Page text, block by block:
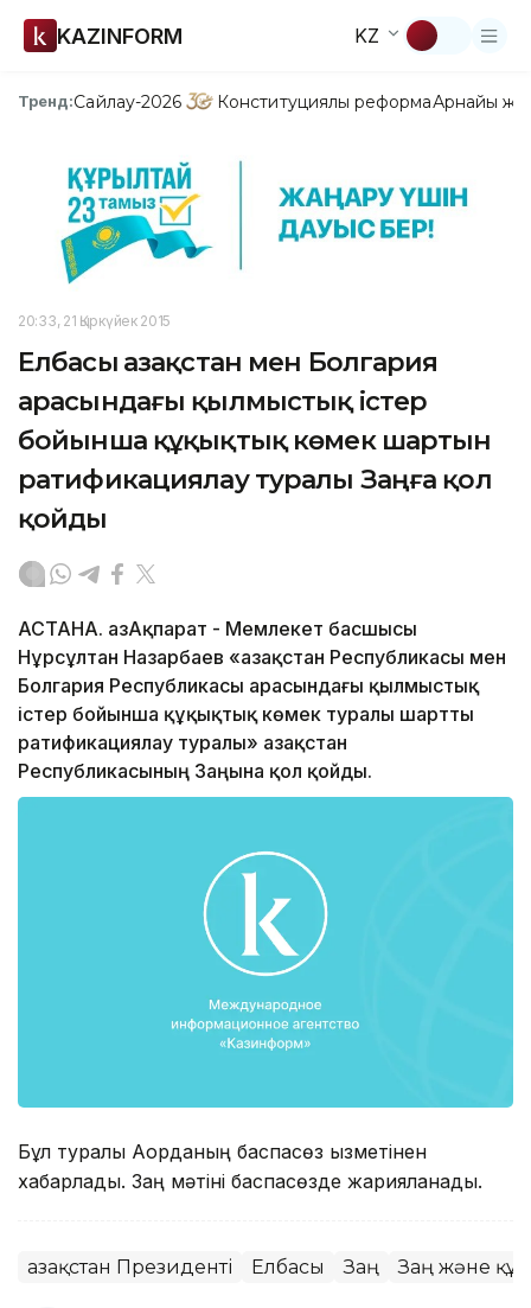
KAZINFORM KZ
Тренд:Сайлау-2026 Конституциялық реформаАрнайы
20:33, 21 Қыркүйек 2015
Елбасы Қазақстан мен Болгария
арасындағы қылмыстық істер
бойынша құқықтық көмек шартын
ратификациялау туралы Заңға қол
қойды
АСТАНА. ҚазАқпарат - Мемлекет басшысы
Нұрсұлтан Назарбаев «Қазақстан Республикасы мен
Болгария Республикасы арасындағы қылмыстық
істер бойынша құқықтық көмек туралы шартты
ратификациялау туралы» Қазақстан
Республикасының Заңына қол қойды.
Бұл туралы Ақорданың баспасөз қызметінен
хабарлады. Заң мәтіні баспасөзде жарияланады.
Қазақстан Президенті Елбасы Заң Заң және